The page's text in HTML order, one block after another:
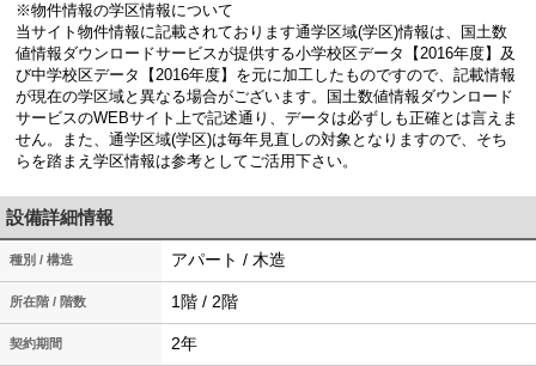
※物件情報の学区情報について
当サイト物件情報に記載されております通学区域(学区)情報は、国土数
値情報ダウンロードサービスが提供する小学校区データ【2016年度】及
び中学校区データ【2016年度】を元に加工したものですので、記載情報
が現在の学区域と異なる場合がございます。国土数値情報ダウンロード
サービスのWEBサイト上で記述通り、データは必ずしも正確とは言えま
せん。また、通学区域(学区)は毎年見直しの対象となりますので、そち
らを踏まえ学区情報は参考としてご活用下さい。
設備詳細情報
種別 / 構造 アパート / 木造
所在階 / 階数 1階 / 2階
契約期間 2年